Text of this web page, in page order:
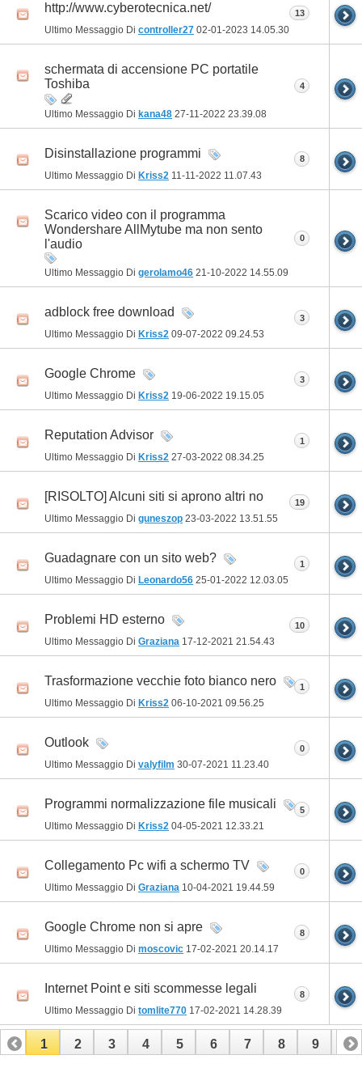
http://www.cyberotecnica.net/
Ultimo Messaggio Di controller27 02-01-2023 14.05.30
13
schermata di accensione PC portatile
Toshiba
Ultimo Messaggio Di kana48 27-11-2022 23.39.08
4
Disinstallazione programmi
Ultimo Messaggio Di Kriss2 11-11-2022 11.07.43
8
Scarico video con il programma
Wondershare AllMytube ma non sento
l'audio
Ultimo Messaggio Di gerolamo46 21-10-2022 14.55.09
0
adblock free download
Ultimo Messaggio Di Kriss2 09-07-2022 09.24.53
3
Google Chrome
Ultimo Messaggio Di Kriss2 19-06-2022 19.15.05
3
Reputation Advisor
Ultimo Messaggio Di Kriss2 27-03-2022 08.34.25
1
[RISOLTO] Alcuni siti si aprono altri no
Ultimo Messaggio Di guneszop 23-03-2022 13.51.55
19
Guadagnare con un sito web?
Ultimo Messaggio Di Leonardo56 25-01-2022 12.03.05
1
Problemi HD esterno
Ultimo Messaggio Di Graziana 17-12-2021 21.54.43
10
Trasformazione vecchie foto bianco nero
Ultimo Messaggio Di Kriss2 06-10-2021 09.56.25
1
Outlook
Ultimo Messaggio Di valyfilm 30-07-2021 11.23.40
0
Programmi normalizzazione file musicali
Ultimo Messaggio Di Kriss2 04-05-2021 12.33.21
5
Collegamento Pc wifi a schermo TV
Ultimo Messaggio Di Graziana 10-04-2021 19.44.59
0
Google Chrome non si apre
Ultimo Messaggio Di moscovic 17-02-2021 20.14.17
8
Internet Point e siti scommesse legali
Ultimo Messaggio Di tomlite770 17-02-2021 14.28.39
8
1 2 3 4 5 6 7 8 9 10